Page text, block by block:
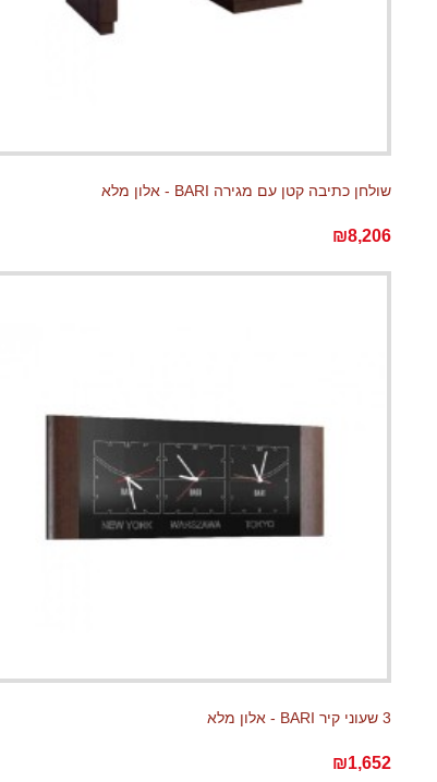
שולחן כתיבה קטן עם מגירה BARI - אלון מלא
₪8,206
3 שעוני קיר BARI - אלון מלא
₪1,652